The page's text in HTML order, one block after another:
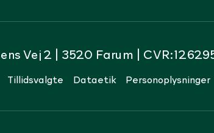
Vej 2 | 3520 Farum |
Tillidsvalgte Dataetik Personoplysninger